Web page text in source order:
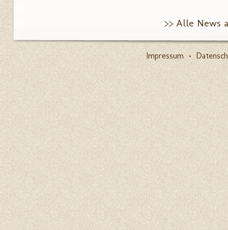
>> Alle News
Impressum •